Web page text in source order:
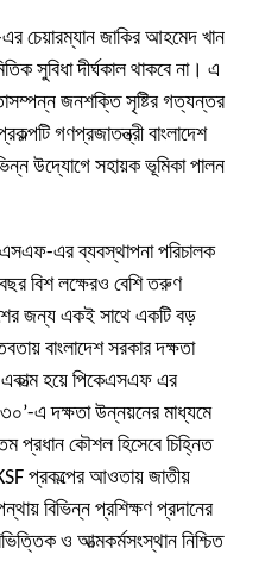
চেয়ারম্যান জাকির আহমেদ খান
সুবিধা দীর্ঘকাল থাকবে না। এ
জনশক্তি সৃষ্টির গত্যন্তর
গণপ্রজাতন্ত্রী বাংলাদেশ
উদ্যোগে সহায়ক ভূমিকা পালন
এর ব্যবস্থাপনা পরিচালক
বিশ লক্ষেরও বেশি তরুণ
জন্য একই সাথে একটি বড়
বাংলাদেশ সরকার দক্ষতা
হয়ে পিকেএসএফ এর
এ দক্ষতা উন্নয়নের মাধ্যমে
প্রধান কৌশল হিসেবে চিহ্নিত
প্রকল্পের আওতায় জাতীয়
বিভিন্ন প্রশিক্ষণ প্রদানের
ও আত্মকর্মসংস্থান নিশ্চিত